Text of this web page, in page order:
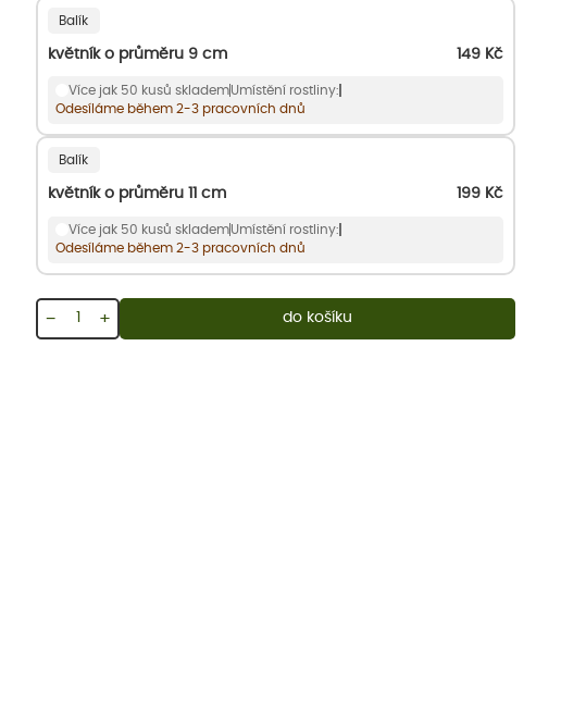
Balík
květník o průměru 9 cm 149 Kč
Více jak 50 kusů sklademUmístění rostliny:
Odesíláme během 2-3 pracovních dnů
Balík
květník o průměru 11 cm 199 Kč
Více jak 50 kusů sklademUmístění rostliny:
Odesíláme během 2-3 pracovních dnů
+
− do košíku